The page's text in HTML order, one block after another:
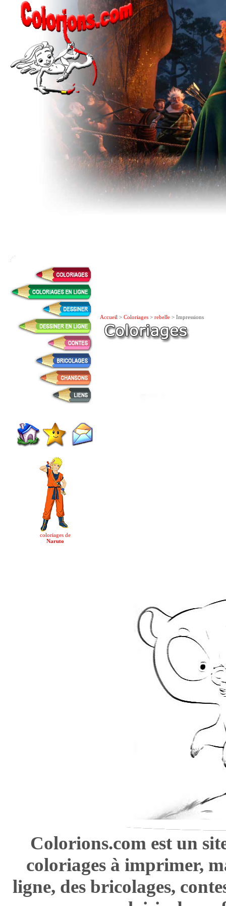
coloriages de
Naruto
Accueil > Coloriages > rebelle > Impressions
Colorions.com est un
coloriages à imprimer,
ligne, des bricolages,